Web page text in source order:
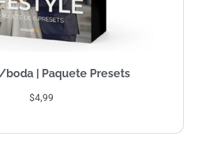
| Paquete Presets
$4,99